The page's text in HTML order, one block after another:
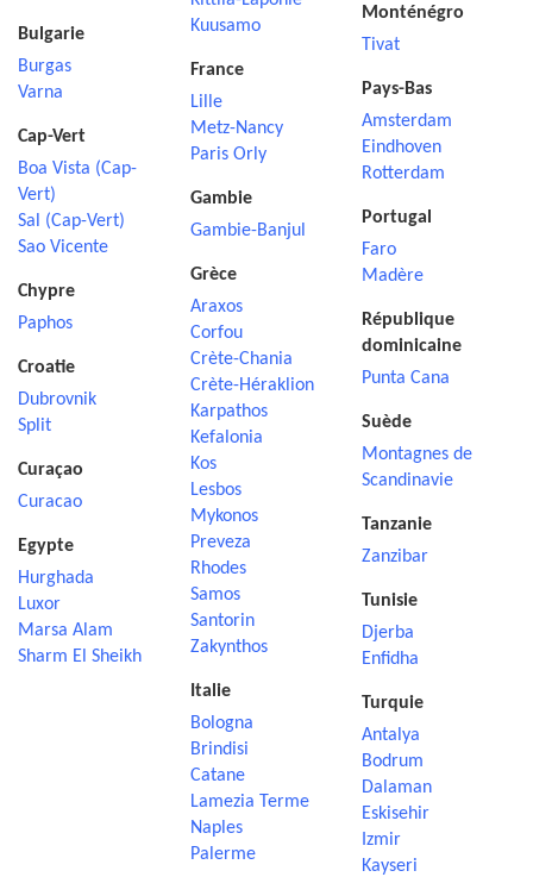
Bulgarie
Burgas
Varna
Cap-Vert
Boa Vista (Cap-
Vert)
Sal (Cap-Vert)
Sao Vicente
Chypre
Paphos
Croatie
Dubrovnik
Split
Curaçao
Curacao
Egypte
Hurghada
Luxor
Marsa Alam
Sharm El Sheikh
Kuusamo
France
Lille
Metz-Nancy
Paris Orly
Gambie
Gambie-Banjul
Grèce
Araxos
Corfou
Crète-Chania
Crète-Héraklion
Karpathos
Kefalonia
Kos
Lesbos
Mykonos
Preveza
Rhodes
Samos
Santorin
Zakynthos
Italie
Bologna
Brindisi
Catane
Lamezia Terme
Naples
Palerme
Monténégro
Tivat
Pays-Bas
Amsterdam
Eindhoven
Rotterdam
Portugal
Faro
Madère
République
dominicaine
Punta Cana
Suède
Montagnes de
Scandinavie
Tanzanie
Zanzibar
Tunisie
Djerba
Enfidha
Turquie
Antalya
Bodrum
Dalaman
Eskisehir
Izmir
Kayseri